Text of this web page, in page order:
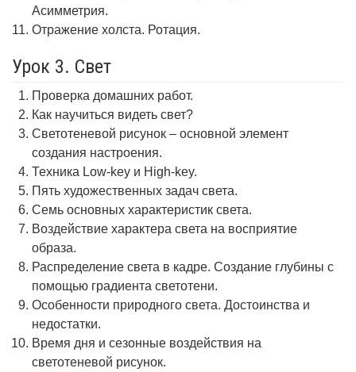
Асимметрия.
Отражение холста. Ротация.
Урок 3. Свет
Проверка домашних работ.
Как научиться видеть свет?
Светотеневой рисунок – основной элемент
создания настроения.
Техника Low-key и High-key.
Пять художественных задач света.
Семь основных характеристик света.
Воздействие характера света на восприятие
образа.
Распределение света в кадре. Создание глубины с
помощью градиента светотени.
Особенности природного света. Достоинства и
недостатки.
Время дня и сезонные воздействия на
светотеневой рисунок.